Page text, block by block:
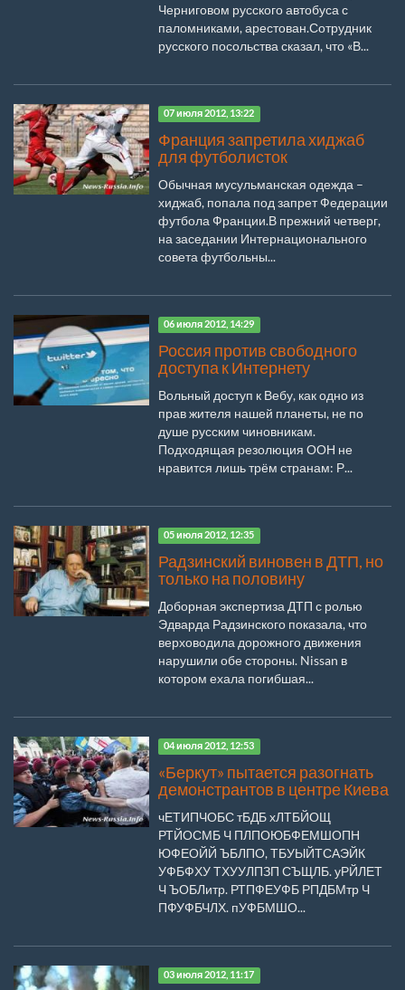
Черниговом русского автобуса с
паломниками, арестован.Сотрудник
русского посольства сказал, что «В...
07 июля 2012, 13:22
Франция запретила хиджаб
для футболисток
Обычная мусульманская одежда –
хиджаб, попала под запрет Федерации
футбола Франции.В прежний четверг,
на заседании Интернационального
совета футбольны...
06 июля 2012, 14:29
Россия против свободного
доступа к Интернету
Вольный доступ к Вебу, как одно из
прав жителя нашей планеты, не по
душе русским чиновникам.
Подходящая резолюция ООН не
нравится лишь трём странам: Р...
05 июля 2012, 12:35
Радзинский виновен в ДТП, но
только на половину
Доборная экспертиза ДТП с ролью
Эдварда Радзинского показала, что
верховодила дорожного движения
нарушили обе стороны. Nissan в
котором ехала погибшая...
04 июля 2012, 12:53
«Беркут» пытается разогнать
демонстрантов в центре Киева
чЕТИПЧОБС тБДБ хЛТБЙОЩ
РТЙОСМБ Ч ПЛПОЮБФЕМШОПН
ЮФЕОЙЙ ЪБЛПО, ТБУЫЙТСАЭЙК
УФБФХУ ТХУУЛПЗП СЪЩЛБ. уРЙЛЕТ
Ч ЪОБЛитр. РТПФЕУФБ РПДБМтр Ч
ПФУФБЧЛХ. пУФБМШО...
03 июля 2012, 11:17